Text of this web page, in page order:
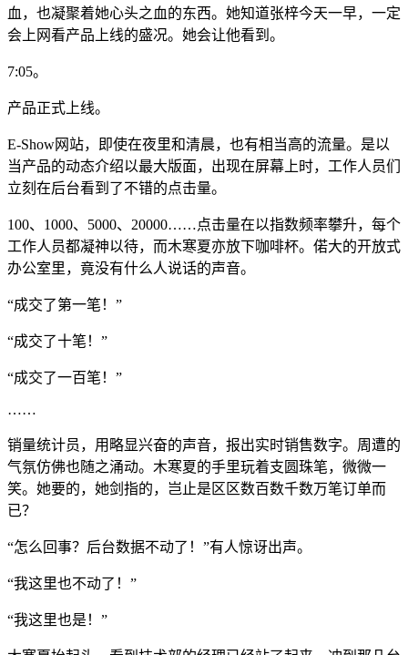
血，也凝聚着她心头之血的东西。她知道张梓今天一早，一定
会上网看产品上线的盛况。她会让他看到。
7:05。
产品正式上线。
E-Show网站，即使在夜里和清晨，也有相当高的流量。是以
当产品的动态介绍以最大版面，出现在屏幕上时，工作人员们
立刻在后台看到了不错的点击量。
100、1000、5000、20000……点击量在以指数频率攀升，每个
工作人员都凝神以待，而木寒夏亦放下咖啡杯。偌大的开放式
办公室里，竟没有什么人说话的声音。
“成交了第一笔！”
“成交了十笔！”
“成交了一百笔！”
……
销量统计员，用略显兴奋的声音，报出实时销售数字。周遭的
气氛仿佛也随之涌动。木寒夏的手里玩着支圆珠笔，微微一
笑。她要的，她剑指的，岂止是区区数百数千数万笔订单而
已？
“怎么回事？后台数据不动了！”有人惊讶出声。
“我这里也不动了！”
“我这里也是！”